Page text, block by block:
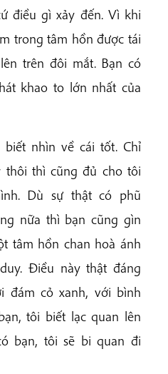
điều gì xảy đến. Vì khi
trong tâm hồn được tái
trên đôi mắt. Bạn có
khao to lớn nhất của
nhìn về cái tốt. Chỉ
thôi thì cũng đủ cho tôi
Dù sự thật có phũ
nữa thì bạn cũng gìn
tâm hồn chan hoà ánh
Điều này thật đáng
đám cỏ xanh, với bình
tôi biết lạc quan lên
bạn, tôi sẽ bi quan đi